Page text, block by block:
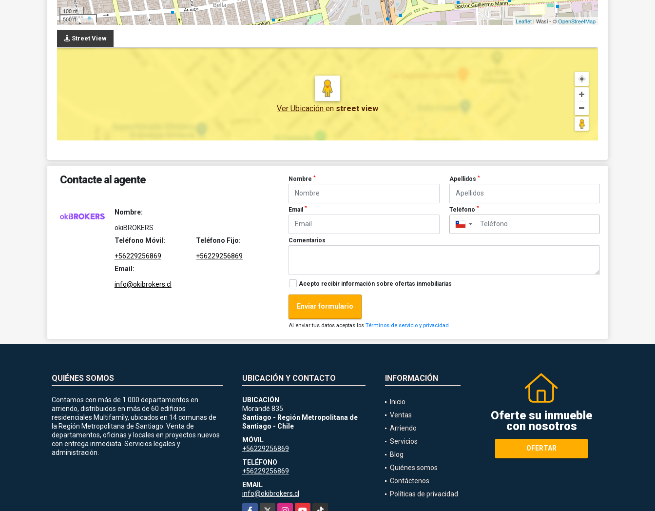
100 m
500 ft
Leaflet | Wasi - ©OpenStreetMap
Street View
Ver Ubicación en street view
Contacte al agente
Nombre:
okiBROKERS
Teléfono Móvil:
+56229256869
Teléfono Fijo:
+56229256869
Email:
info@okibrokers.cl
Nombre* Apellidos *
Email* Teléfono *
▼
Comentarios
Acepto recibir información sobre ofertas inmobiliarias
Enviar formulario
Al enviar tus datos aceptas losTérminos de servicio y privacidad
QUIÉNES SOMOS
Contamos con más de 1.000 departamentos en
arriendo, distribuidos en más de 60 edificios
residenciales Multifamily, ubicados en 14 comunas de
la Región Metropolitana de Santiago. Venta de
departamentos, oficinas y locales en proyectos nuevos
con entrega inmediata. Servicios legales y
administración.
UBICACIÓN Y CONTACTO
UBICACIÓN
Morandé 835
Santiago - Región Metropolitana de
Santiago - Chile
MÓVIL
+56229256869
TELÉFONO
+56229256869
EMAIL
info@okibrokers.cl
Facebook
InstagramYouTubeTikTok
INFORMACIÓN
Inicio
Ventas
Arriendo
Servicios
Blog
Quiénes somos
Contáctenos
Políticas de privacidad
Oferte su inmueble
con nosotros
OFERTAR